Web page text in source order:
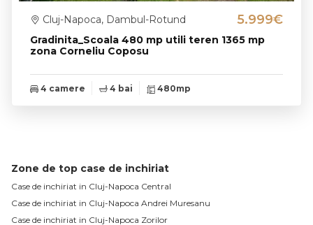
Gradinita_Scoala 480 mp utili teren 1365 mp
zona Corneliu Coposu
Cluj-Napoca, Dambul-Rotund 5.999€
4 camere 4 bai 480mp
Zone de top case de inchiriat
Case de inchiriat in Cluj-Napoca Central
Case de inchiriat in Cluj-Napoca Andrei Muresanu
Case de inchiriat in Cluj-Napoca Zorilor